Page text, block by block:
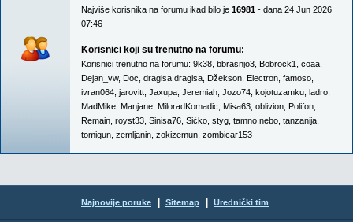
Najviše korisnika na forumu ikad bilo je 16981 - dana 24 Jun 2026
07:46
Korisnici koji su trenutno na forumu:
Korisnici trenutno na forumu: 9k38 bbrasnjo3 Bobrock1 coaa
Dejan_vw, Doc dragisa dragisa Džekson Electron famoso
ivran064 jarovitt Jaxupa Jeremiah Jozo74 kojotuzamku ladro
MadMike Manjane MiloradKomadic Misa63 oblivion Polifon
Remain royst33 Sinisa76 Sićko styg tamno.nebo tanzanija
tomigun zemljanin zokizemun zombicar153
Najnovije poruke Sitemap Urednički tim